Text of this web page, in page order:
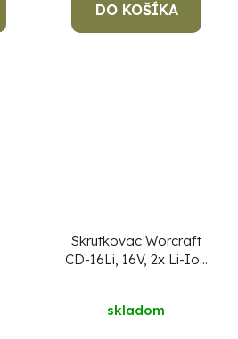
DO KOŠÍKA
Skrutkovac Worcraft
CD-16Li, 16V, 2x Li-Ion
skladom